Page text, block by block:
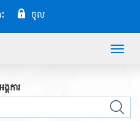
ចូល
គការ